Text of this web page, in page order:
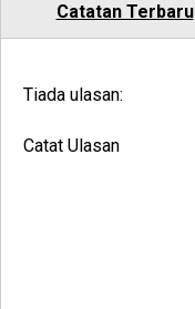
Catatan Terbaru
Tiada ulasan:
Catat Ulasan